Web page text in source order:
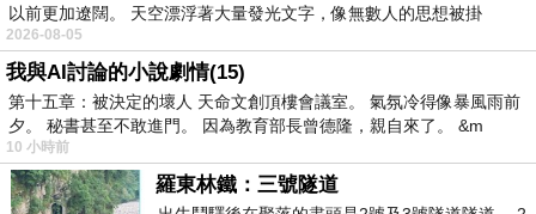
組裝使用說明，其實組裝真的很簡單，不用說明書，只要按照著他的號
碼順序來組裝就能輕鬆完成囉！
以前更加遼闊。 天空漂浮著大量發光文字，像無數人的思想被掛
2026-08-05
我與AI討論的小說劇情(15)
第十五章：被決定的壞人 天命文創頂樓會議室。 氣氛冷得像暴風雨前
夕。 秘書甚至不敢進門。 因為教育部長曾德隆，親自來了。 &m
10 小時前
羅東林鐵：三號隧道